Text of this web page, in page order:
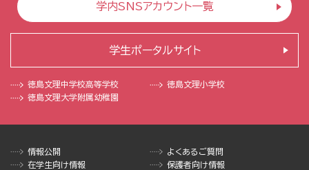
学内SNSアカウント一覧
徳島文理中学校高等学校
徳島文理小学校
徳島文理大学附属幼稚園
学生ポータルサイト
情報公開
よくあるご質問
在学生向け情報
保護者向け情報